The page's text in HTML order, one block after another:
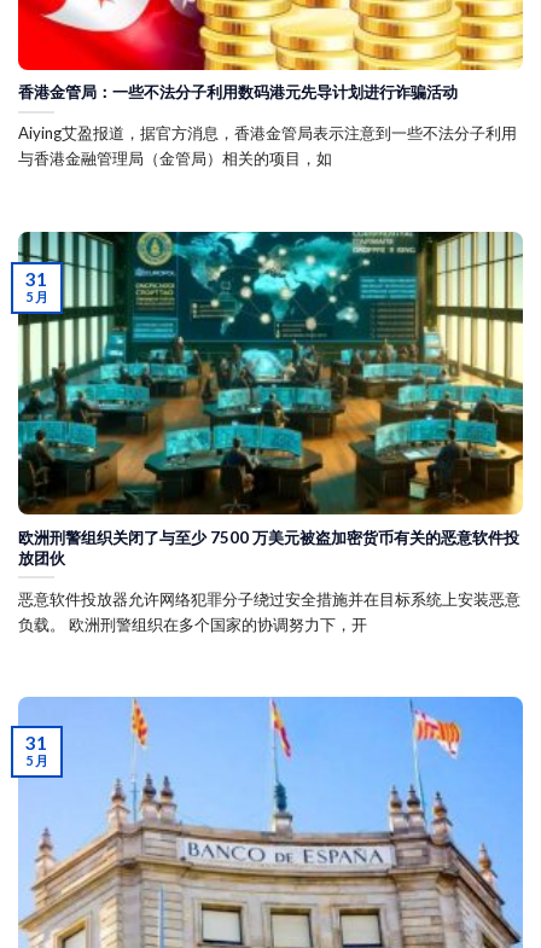
香港金管局：一些不法分子利用数码港元先导计划进行诈骗活动
Aiying艾盈报道，据官方消息，香港金管局表示注意到一些不法分子利用
与香港金融管理局（金管局）相关的项目，如
欧洲刑警组织关闭了与至少 7500 万美元被盗加密货币有关的恶意软件投
放团伙
恶意软件投放器允许网络犯罪分子绕过安全措施并在目标系统上安装恶意
负载。 欧洲刑警组织在多个国家的协调努力下，开
31
5 月
31
5 月